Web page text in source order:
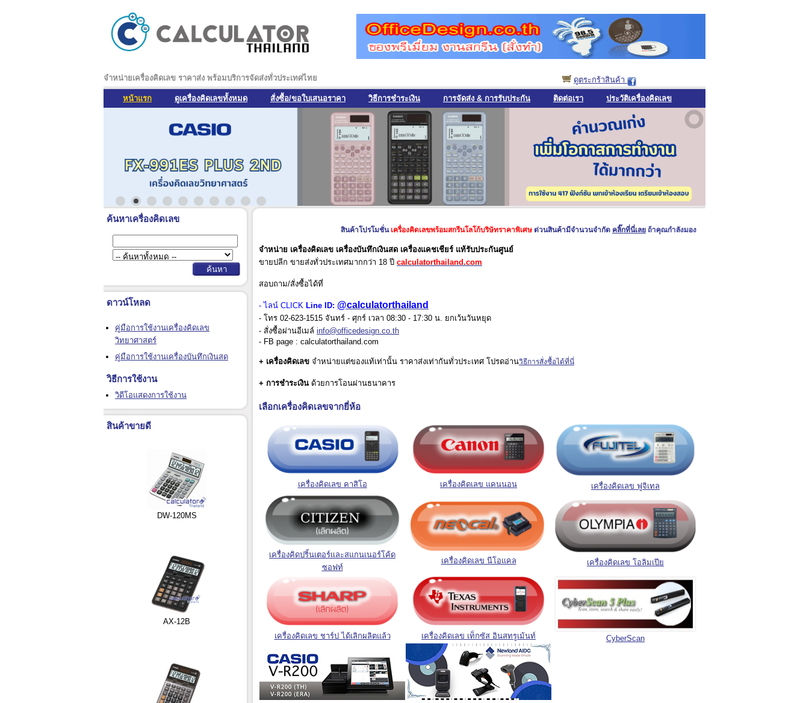
จำหน่ายเครื่องคิดเลข ราคาส่ง พร้อมบริการจัดส่งทั่วประเทศไทย ดูตระกร้าสินค้า
หน้าแรก ดูเครื่องคิดเลขทั้งหมด สั่งซื้อ/ขอใบเสนอราคา วิธีการชำระเงิน การจัดส่ง & การรับประกัน ติดต่อเรา ประวัติเครื่องคิดเลข
ค้นหาเครื่องคิดเลข
ดาวน์โหลด
คู่มือการใช้งานเครื่องคิดเลข
วิทยาศาสตร์
คู่มือการใช้งานเครื่องบันทึกเงินสด
วิธีการใช้งาน
วิดีโอแสดงการใช้งาน
สินค้าขายดี
DW-120MS
AX-12B
สินค้าโปรโมชั่นเครื่องคิดเลขพร้อมสกรีนโลโก้บริษัทราคาพิเศษด่วนสินค้ามีจำนวนจำกัดคลิ๊กที่นี่เลยถ้าคุณกำลังมองหาของพรีเมียมคุณภาพดี ดูดี คงทน ใช้งานไ
จำหน่าย เครื่องคิดเลข เครื่องบันทึกเงินสด เครื่องแคชเชียร์ แท้รับประกันศูนย์
ขายปลีก ขายส่งทั่วประเทศมากกว่า 18 ปี calculatorthailand.com
สอบถาม/สั่งซื้อได้ที่
- ไลน์ CLICK Line ID: @calculatorthailand
- โทร 02-623-1515 จันทร์ - ศุกร์ เวลา 08:30 - 17:30 น. ยกเว้นวันหยุด
- สั่งซื้อผ่านอีเมล์ info@officedesign.co.th
- FB page : calculatorthailand.com
+ เครื่องคิดเลข จำหน่ายแต่ของแท้เท่านั้น ราคาส่งเท่ากันทั่วประเทศ โปรดอ่านวิธีการสั่งซื้อได้ที่นี่
+ การชำระเงิน ด้วยการโอนผ่านธนาคาร
เลือกเครื่องคิดเลขจากยี่ห้อ
เครื่องคิดเลข คาสิโอ เครื่องคิดเลข แคนนอน เครื่องคิดเลข ฟูจิเทล
เครื่องคิดปริ้นเตอร์เเละสแกนเนอร์โค้ด
ซอฟท
เครื่องคิดเลข นีโอแคล เครื่องคิดเลข โอลิมเปีย
เครื่องคิดเลข ชาร์ป ได้เลิกผลิตแล้ว เครื่องคิดเลข เท็กซัส อินสทรูเม้นท์ CyberScan